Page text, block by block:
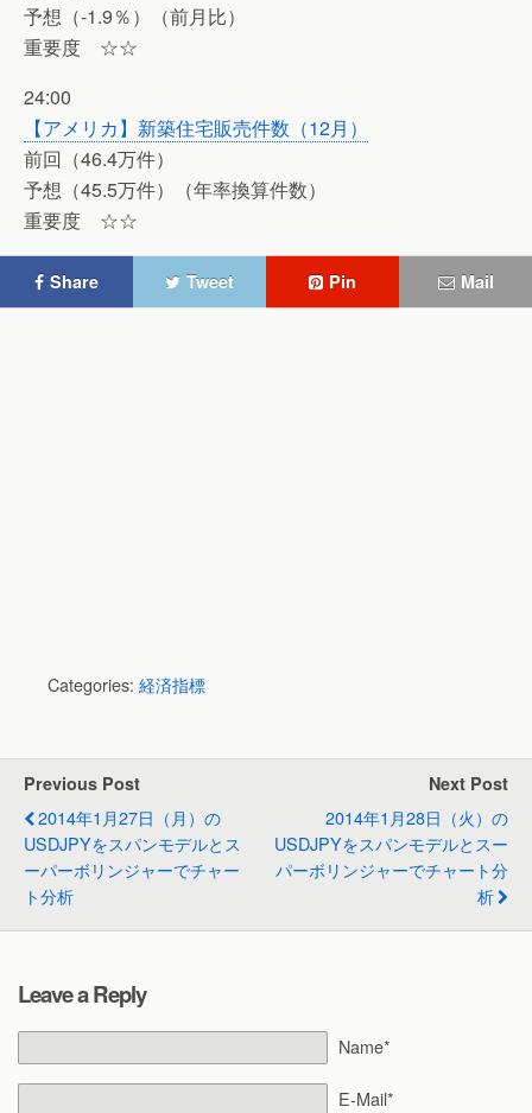
予想（-1.9％）（前月比）
重要度 ☆☆
24:00
【アメリカ】新築住宅販売件数（12月）
前回（46.4万件）
予想（45.5万件）（年率換算件数）
重要度 ☆☆
Share Tweet Pin Mail
Categories: 経済指標
Previous Post
2014年1月27日（月）の
USDJPYをスパンモデルとス
ーパーボリンジャーでチャー
ト分析
Next Post
2014年1月28日（火）の
USDJPYをスパンモデルとスー
パーボリンジャーでチャート分
析
Leave a Reply
Name*
E-Mail*